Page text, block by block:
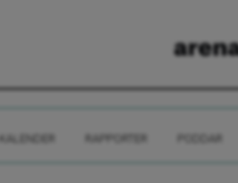
KALENDER RAPPORTER